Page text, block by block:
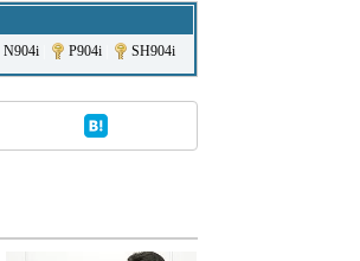
N904i P904i SH904i